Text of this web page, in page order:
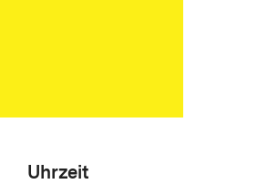
Uhrzeit